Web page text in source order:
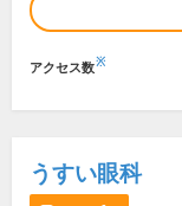
アクセス数※
うすい眼科